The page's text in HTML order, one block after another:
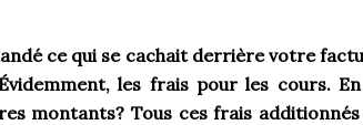
ce qui se cachait derrière votre
les frais pour les cours.
montants? Tous ces frais